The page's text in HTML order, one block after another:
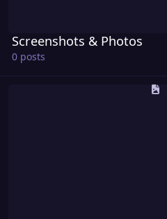
Screenshots & Photos
0 posts